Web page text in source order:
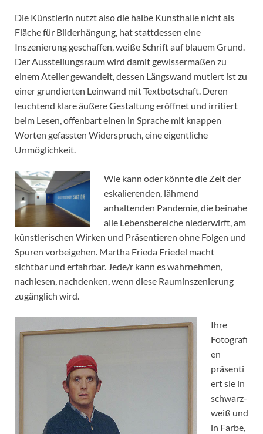
Die Künstlerin nutzt also die halbe Kunsthalle nicht als
Fläche für Bilderhängung, hat stattdessen eine
Inszenierung geschaffen, weiße Schrift auf blauem Grund.
Der Ausstellungsraum wird damit gewissermaßen zu
einem Atelier gewandelt, dessen Längswand mutiert ist zu
einer grundierten Leinwand mit Textbotschaft. Deren
leuchtend klare äußere Gestaltung eröffnet und irritiert
beim Lesen, offenbart einen in Sprache mit knappen
Worten gefassten Widerspruch, eine eigentliche
Unmöglichkeit.
Wie kann oder könnte die Zeit der
eskalierenden, lähmend
anhaltenden Pandemie, die beinahe
alle Lebensbereiche niederwirft, am
künstlerischen Wirken und Präsentieren ohne Folgen und
Spuren vorbeigehen. Martha Frieda Friedel macht
sichtbar und erfahrbar. Jede/r kann es wahrnehmen,
nachlesen, nachdenken, wenn diese Rauminszenierung
zugänglich wird.
Ihre
Fotografi
en
präsenti
ert sie in
schwarz-
weiß und
in Farbe,